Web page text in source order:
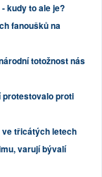
kudy to ale je?
fanoušků na
totožnost nás
protestovalo proti
ve třicátých letech
varují bývalí